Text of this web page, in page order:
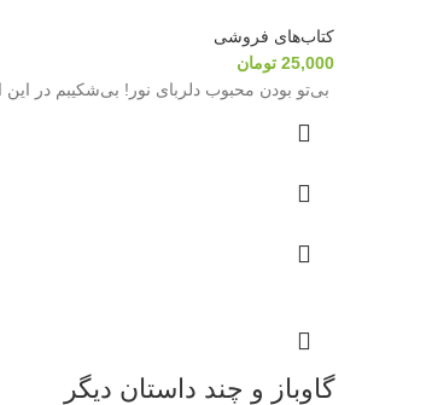
کتاب‌های فروشی
25,000 تومان
بی‌تو بودن محبوب دلربای نور! بی‌­شکیبم در این
گاوباز و چند داستان دیگر